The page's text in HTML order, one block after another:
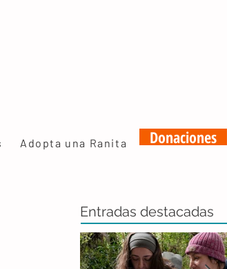
Adopta una Ranita Donaciones
Entradas destacadas